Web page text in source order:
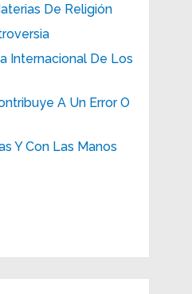
De Religión
Internacional De Los
A Un Error O
Y Con Las Manos